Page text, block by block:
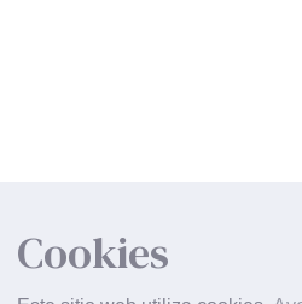
Cookies